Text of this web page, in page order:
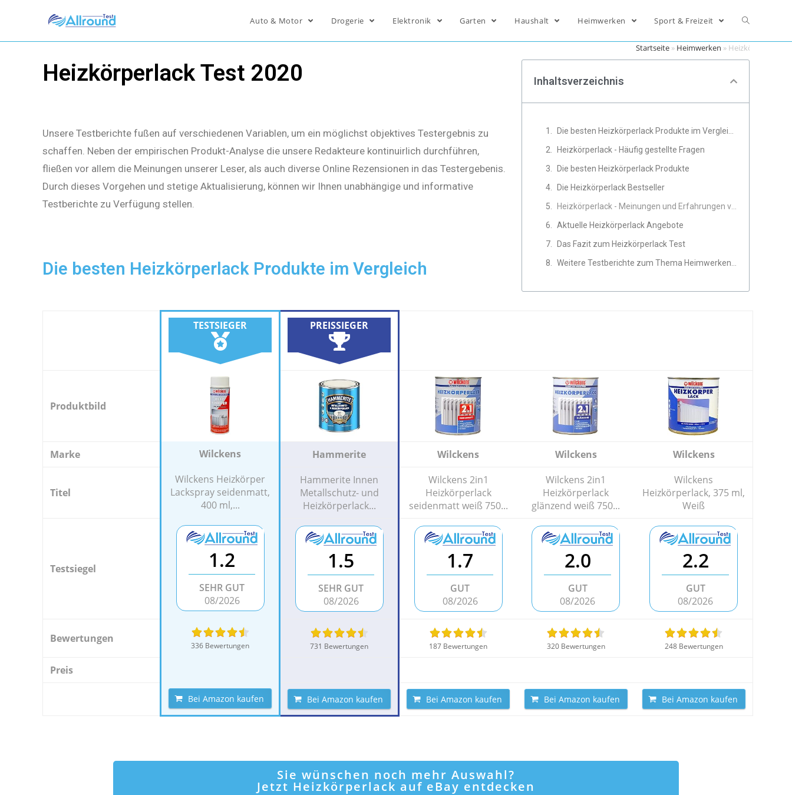
Auto & Motor Drogerie Elektronik Garten Haushalt Heimwerken Sport & Freizeit
Heizkörperlack Test 2020
Unsere Testberichte fußen auf verschiedenen Variablen, um ein möglichst objektives Testergebnis zu
schaffen. Neben der empirischen Produkt-Analyse die unsere Redakteure kontinuirlich durchführen,
fließen vor allem die Meinungen unserer Leser, als auch diverse Online Rezensionen in das Testergebenis.
Durch dieses Vorgehen und stetige Aktualisierung, können wir Ihnen unabhängige und informative
Testberichte zu Verfügung stellen.
Die besten Heizkörperlack Produkte im Vergleich
Startseite» Heimwerken » Heizkörperlack
Inhaltsverzeichnis
Heizkörperlack - Häufig gestellte Fragen
Die besten Heizkörperlack Produkte
Die Heizkörperlack Bestseller
Aktuelle Heizkörperlack Angebote
Das Fazit zum Heizkörperlack Test
TESTSIEGER PREISSIEGER
Produktbild
Marke Wilckens Hammerite Wilckens Wilckens Wilckens
Titel
Wilckens Heizkörper
Lackspray seidenmatt,
400 ml,...
Hammerite Innen
Metallschutz- und
Heizkörperlack...
Wilckens 2in1
Heizkörperlack
seidenmatt weiß 750...
Wilckens 2in1
Heizkörperlack
glänzend weiß 750...
Wilckens
Heizkörperlack, 375 ml,
Weiß
Testsiegel 1.2
SEHR GUT
08/2026
1.5
SEHR GUT
08/2026
1.7
GUT
08/2026
2.0
GUT
08/2026
2.2
GUT
08/2026
Bewertungen
336 Bewertungen 731 Bewertungen 187 Bewertungen 320 Bewertungen 248 Bewertungen
Preis
Bei Amazon kaufen Bei Amazon kaufen Bei Amazon kaufen Bei Amazon kaufen Bei Amazon kaufen
Sie wünschen noch mehr Auswahl?
Jetzt Heizkörperlack auf eBay entdecken